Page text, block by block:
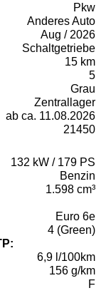
Pkw
Anderes Auto
Aug / 2026
Schaltgetriebe
15 km
5
Grau
Zentrallager
ab ca. 11.08.2026
21450
132 kW / 179 PS
Benzin
1.598 cm³
Euro 6e
4 (Green)
6,9 l/100km
156 g/km
F